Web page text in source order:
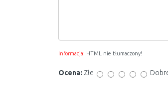
Informacja: HTML nie tłumaczony!
Ocena: Złe